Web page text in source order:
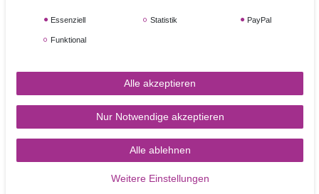
Patchwork Cutters Gardening – Gartengeräte 7 teilig
4,50 €
In den Warenkorb
Essenziell Statistik PayPal
Funktional
Alle akzeptieren
Nur Notwendige akzeptieren
Alle ablehnen
Weitere Einstellungen